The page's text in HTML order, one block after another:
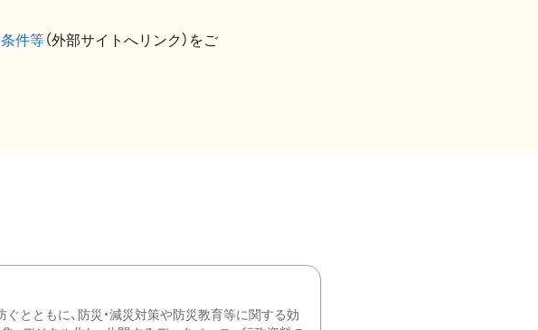
件等（外部サイトへリンク）をご
とともに、防災・減災対策や防災教育等に関する効